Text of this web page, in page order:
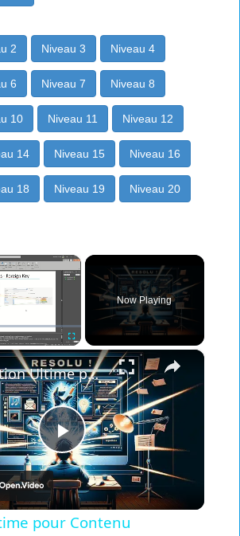
2 Niveau 3 Niveau 4
6 Niveau 7 Niveau 8
10 Niveau 11 Niveau 12
14 Niveau 15 Niveau 16
18 Niveau 19 Niveau 20
×
Fullscreen
Now Playing
×
Play
Video
Solution Ultime pour Contenu PowerPoint Disparu à la Dernière Animation!
pour Contenu